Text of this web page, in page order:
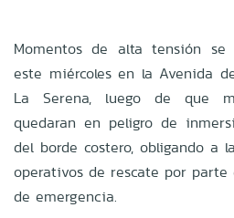
Momentos de alta tensión
este miércoles en la Avenida
La Serena, luego de que
quedaran en peligro de
del borde costero, obligando a
operativos de rescate por
de emergencia.